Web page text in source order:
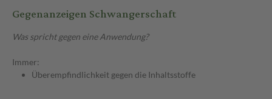
Gegenanzeigen Schwangerschaft
Was spricht gegen eine Anwendung?
Immer:
Überempfindlichkeit gegen die Inhaltsstoffe